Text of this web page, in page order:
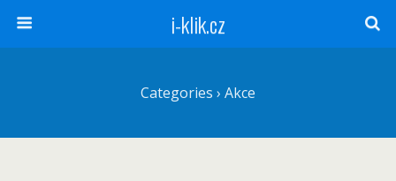
i-klik.cz
Categories › Akce